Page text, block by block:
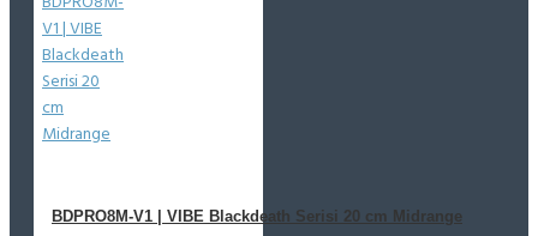
BDPRO8M-V1 | VIBE Blackdeath Serisi 20 cm Midrange